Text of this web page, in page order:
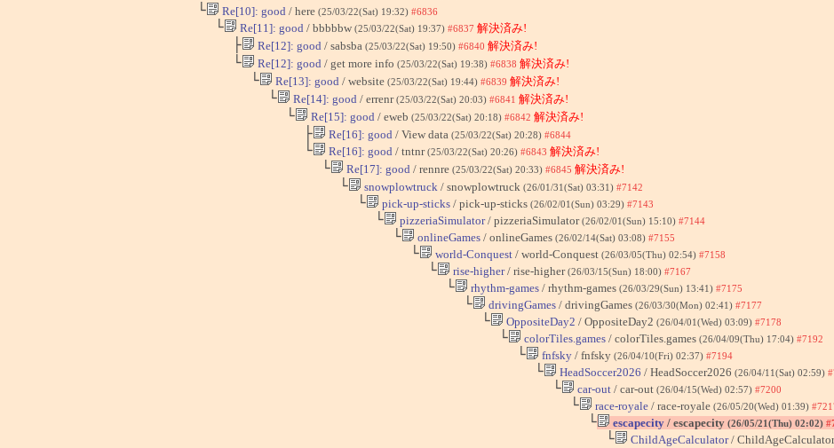
└ Re[10]: good / here (25/03/22(Sat) 19:32) #6836
└ Re[11]: good / bbbbbw (25/03/22(Sat) 19:37) #6837 解決済み!
├ Re[12]: good / sabsba (25/03/22(Sat) 19:50) #6840 解決済み!
└ Re[12]: good / get more info (25/03/22(Sat) 19:38) #6838 解決済み!
└ Re[13]: good / website (25/03/22(Sat) 19:44) #6839 解決済み!
└ Re[14]: good / errenr(25/03/22(Sat) 20:03) #6841 解決済み!
└ Re[15]: good / eweb (25/03/22(Sat) 20:18) #6842 解決済み!
├ Re[16]: good / View data (25/03/22(Sat) 20:28) #6844
└ Re[16]: good / tntnr(25/03/22(Sat) 20:26) #6843 解決済み!
└ Re[17]: good / rennre (25/03/22(Sat) 20:33) #6845 解決済み!
└ snowplowtruck / snowplowtruck (26/01/31(Sat) 03:31) #7142
└ pick-up-sticks/ pick-up-sticks (26/02/01(Sun) 03:29) #7143
└ pizzeriaSimulator/ pizzeriaSimulator(26/02/01(Sun) 15:10) #7144
└ onlineGames/ onlineGames (26/02/14(Sat) 03:08) #7155
└ world-Conquest/ world-Conquest (26/03/05(Thu) 02:54) #7158
└ rise-higher/ rise-higher(26/03/15(Sun) 18:00) #7167
└ rhythm-games/ rhythm-games (26/03/29(Sun) 13:41) #7175
└ drivingGames/ drivingGames (26/03/30(Mon) 02:41) #7177
└ OppositeDay2 / OppositeDay2 (26/04/01(Wed) 03:09) #7178
└ colorTiles.games/ colorTiles.games (26/04/09(Thu) 17:04) #7192
└ fnfsky/ fnfsky (26/04/10(Fri) 02:37) #7194
└ HeadSoccer2026 / HeadSoccer2026 (26/04/11(Sat) 02:59)
└ car-out/ car-out (26/04/15(Wed) 02:57) #7200
└ race-royale/ race-royale (26/05/20(Wed) 01:39)
└ escapecity/ escapecity (26/05/21(Thu) 02:02)
└ ChildAgeCalculator/